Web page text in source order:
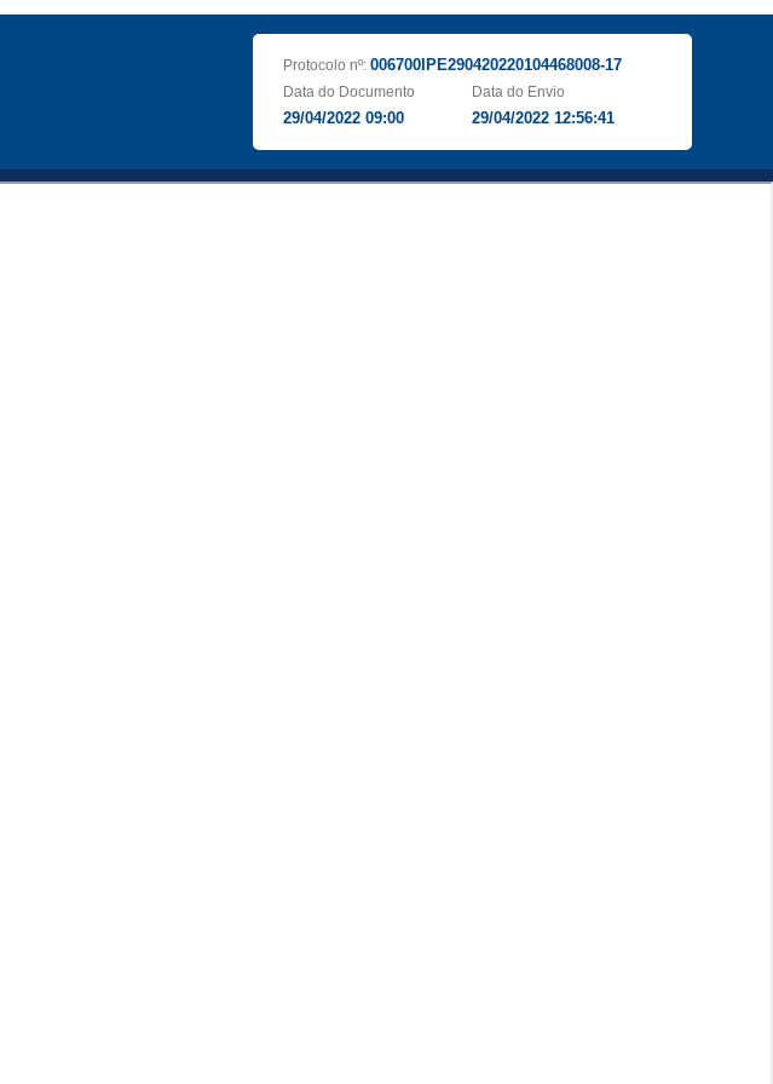
Protocolo nº: 006700IPE290420220104468008-17
Data do Documento
29/04/2022 09:00
Data do Envio
29/04/2022 12:56:41